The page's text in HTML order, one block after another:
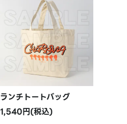
ランチトートバッグ
1,540円(税込)